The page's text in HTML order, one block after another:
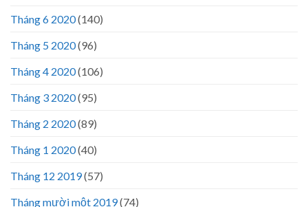
Tháng 6 2020(140)
Tháng 5 2020(96)
Tháng 4 2020(106)
Tháng 3 2020(95)
Tháng 2 2020(89)
Tháng 1 2020(40)
Tháng 12 2019(57)
Tháng mười một 2019(74)